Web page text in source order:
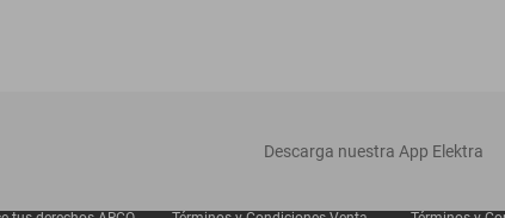
‎ Descarga nuestra App Elektra